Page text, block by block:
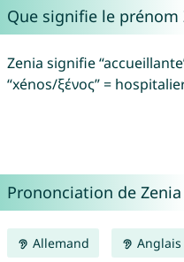
Que signifie le prénom
Zenia signifie
“xénos/ξένος” =
Prononciation de Zenia
Allemand Anglais